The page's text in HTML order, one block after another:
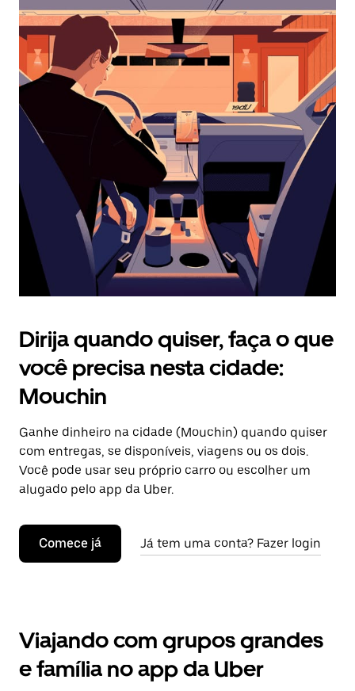
o
calendário
selecionar
uma
data.
Pressione
a
tecla
“ESC”
o
calendário.
Dirija quando quiser, faça o que
você precisa nesta cidade:
Mouchin
Ganhe dinheiro na cidade (Mouchin) quando quiser
com entregas, se disponíveis, viagens ou os dois.
Você pode usar seu próprio carro ou escolher um
alugado pelo app da Uber.
Comece já Já tem uma conta? Fazer login
Viajando com grupos grandes
e família no app da Uber